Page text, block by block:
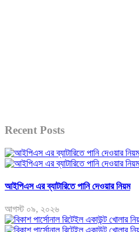
Recent Posts
আইপিএস এর ব্যাটারিতে পানি দেওয়ার নিয়ম
আগস্ট ০৯, ২০২৬